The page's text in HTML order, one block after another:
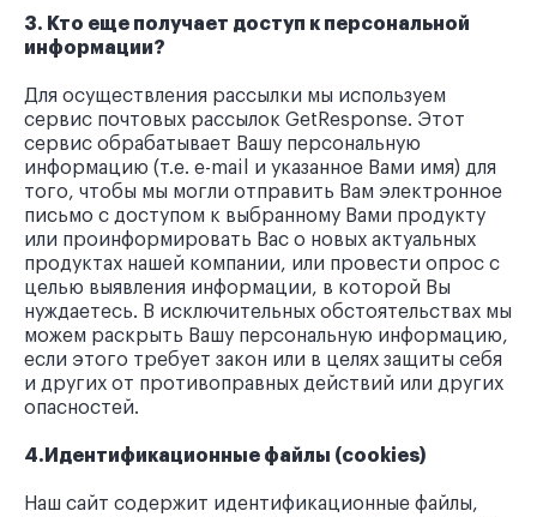
3. Кто еще получает доступ к персональной
информации?
Для осуществления рассылки мы используем
сервис почтовых рассылок GetResponse. Этот
сервис обрабатывает Вашу персональную
информацию (т.е. e-mail и указанное Вами имя) для
того, чтобы мы могли отправить Вам электронное
письмо с доступом к выбранному Вами продукту
или проинформировать Вас о новых актуальных
продуктах нашей компании, или провести опрос с
целью выявления информации, в которой Вы
нуждаетесь. В исключительных обстоятельствах мы
можем раскрыть Вашу персональную информацию,
если этого требует закон или в целях защиты себя
и других от противоправных действий или других
опасностей.
4.Идентификационные файлы (cookies)
Наш сайт содержит идентификационные файлы,